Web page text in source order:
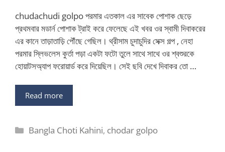
chudachudi golpo পরমার এতকাল এর সাবেক পোশাক ছেড়ে
প্রথমবার মডার্ন পোশাক ট্রাই করে ফেলেছে এই খবর ওর স্বামী দিবাকরের
এর কানে তাড়াতাড়ি পৌঁছে গেছিল। থ্রীসাম চুদাচুদির সেক্স গল্প , নেহা
পরমার স্লিভলেস কুর্তা পড়া একটা ফটো তুলে সাথে সাথে ওর শ্বশুরকে
হোয়াটসঅ্যাপ ফরোয়ার্ড করে দিয়েছিল। সেই ছবি দেখে দিবাকর তো …
Read more
Categories
Bangla Choti Kahini, chodar golpo